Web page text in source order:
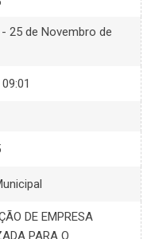
25 de Novembro de
DE EMPRESA
PARA O